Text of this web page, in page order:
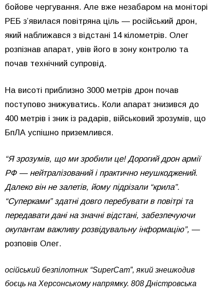
бойове чергування. Але вже незабаром на моніторі
РЕБ з’явилася повітряна ціль — російський дрон,
який наближався з відстані 14 кілометрів. Олег
розпізнав апарат, увів його в зону контролю та
почав технічний супровід.
На висоті приблизно 3000 метрів дрон почав
поступово знижуватись. Коли апарат знизився до
400 метрів і зник із радарів, військовий зрозумів, що
БпЛА успішно приземлився.
“Я зрозумів, що ми зробили це! Дорогий дрон армії
РФ — нейтралізований і практично неушкоджений.
Далеко він не залетів, йому підрізали “крила”.
“Суперками” здатні довго перебувати в повітрі та
передавати дані на значні відстані, забезпечуючи
окупантам важливу розвідувальну інформацію”, —
розповів Олег.
осійський безпілотник “SuperCam”, який знешкодив
боєць на Херсонському напрямку. 808 Дністровська